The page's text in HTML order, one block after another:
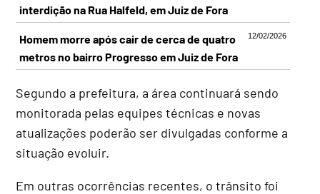
interdição na Rua Halfeld, em Juiz de Fora
12/02/2026
Homem morre após cair de cerca de quatro
metros no bairro Progresso em Juiz de Fora
Segundo a prefeitura, a área continuará sendo
monitorada pelas equipes técnicas e novas
atualizações poderão ser divulgadas conforme a
situação evoluir.
Em outras ocorrências recentes, o trânsito foi